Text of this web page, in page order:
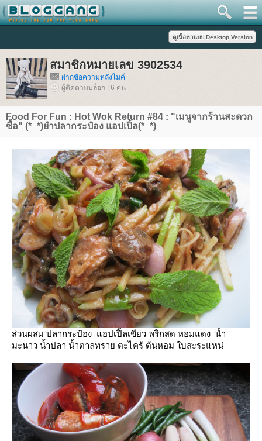
สมาชิกหมายเลข 3902534
ฝากข้อความหลังไมค์
ผู้ติดตามบล็อก : 6 คน
Food For Fun : Hot Wok Return #84 : "เมนูจากร้านสะดวก
ซื้อ" (*_*)ยำปลากระป๋อง แอปเปิ้ล(*_*)
ส่วนผสม ปลากระป๋อง แอปเปิ้ลเขียว พริกสด หอมแดง น้ำ
มะนาว น้ำปลา น้ำตาลทราย ตะไคร้ ต้นหอม ใบสะระแหน่